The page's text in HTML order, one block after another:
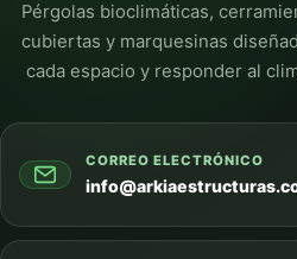
Pérgolas bioclimáticas,
cubiertas y marquesinas
cada espacio y responder al
CORREO ELECTRÓNICO